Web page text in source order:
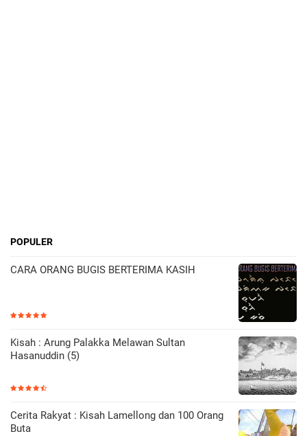
POPULER
CARA ORANG BUGIS BERTERIMA KASIH
Kisah : Arung Palakka Melawan Sultan
Hasanuddin (5)
Cerita Rakyat : Kisah Lamellong dan 100 Orang
Buta